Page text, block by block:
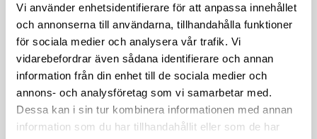
Vi använder enhetsidentifierare för att anpassa innehållet
och annonserna till användarna, tillhandahålla funktioner
för sociala medier och analysera vår trafik. Vi
vidarebefordrar även sådana identifierare och annan
information från din enhet till de sociala medier och
annons- och analysföretag som vi samarbetar med.
Dessa kan i sin tur kombinera informationen med annan
information som du har tillhandahållit eller som de har
Sweep Ring Road
Hoodie DAM Röd
2,148kr
KÖP
Sweep Ring Road
Hoodie DAM Oliv
2,148kr